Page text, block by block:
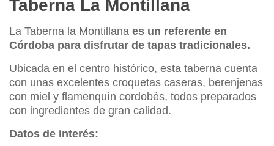
Taberna La Montillana
La Taberna la Montillana es un referente en
Córdoba para disfrutar de tapas tradicionales.
Ubicada en el centro histórico, esta taberna cuenta
con unas excelentes croquetas caseras, berenjenas
con miel y flamenquín cordobés, todos preparados
con ingredientes de gran calidad.
Datos de interés: